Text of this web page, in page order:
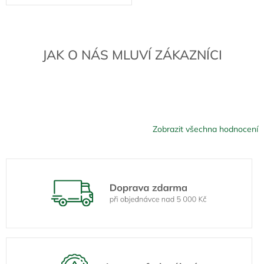
JAK O NÁS MLUVÍ ZÁKAZNÍCI
Zobrazit všechna hodnocení